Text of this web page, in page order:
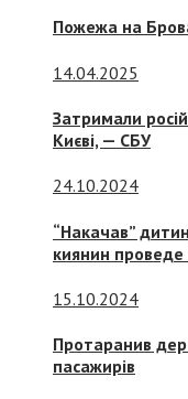
Пожежа на
14.04.2025
Затримали
Києві, — СБУ
24.10.2024
“Накачав”
киянин проведе
15.10.2024
Протаранив
пасажирів